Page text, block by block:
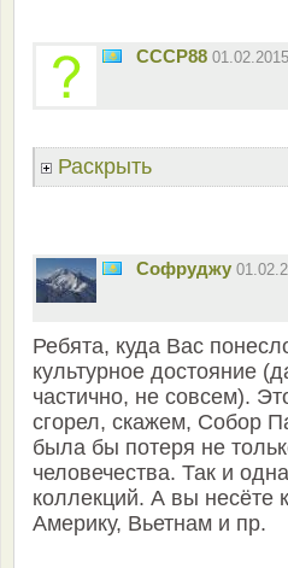
СССР88
Раскрыть
Софруджу
Ребята, куда Вас
культурное достояние
частично, не совсем).
сгорел, скажем, Собор
была бы потеря не
человечества. Так и
коллекций. А вы несёте
Америку, Вьетнам и пр.